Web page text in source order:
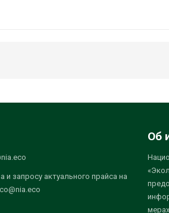
запросу актуального прайса на
Об